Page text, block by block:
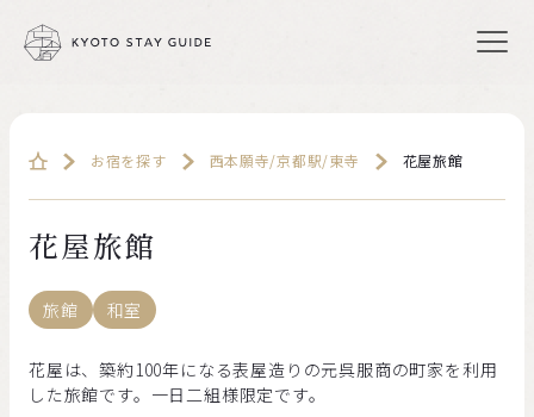
お宿を探す 西本願寺/京都駅/東寺 花屋旅館
花屋旅館
旅館 和室
花屋は、築約100年になる表屋造りの元呉服商の町家を利用
した旅館です。一日二組様限定です。